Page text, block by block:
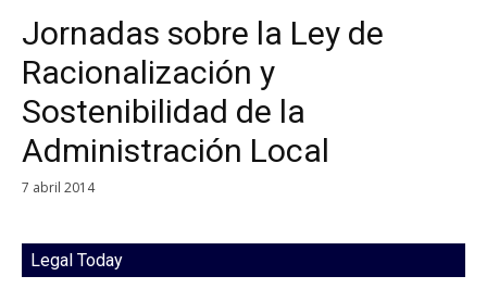
Jornadas sobre la Ley de
Racionalización y
Sostenibilidad de la
Administración Local
7 abril 2014
Legal Today